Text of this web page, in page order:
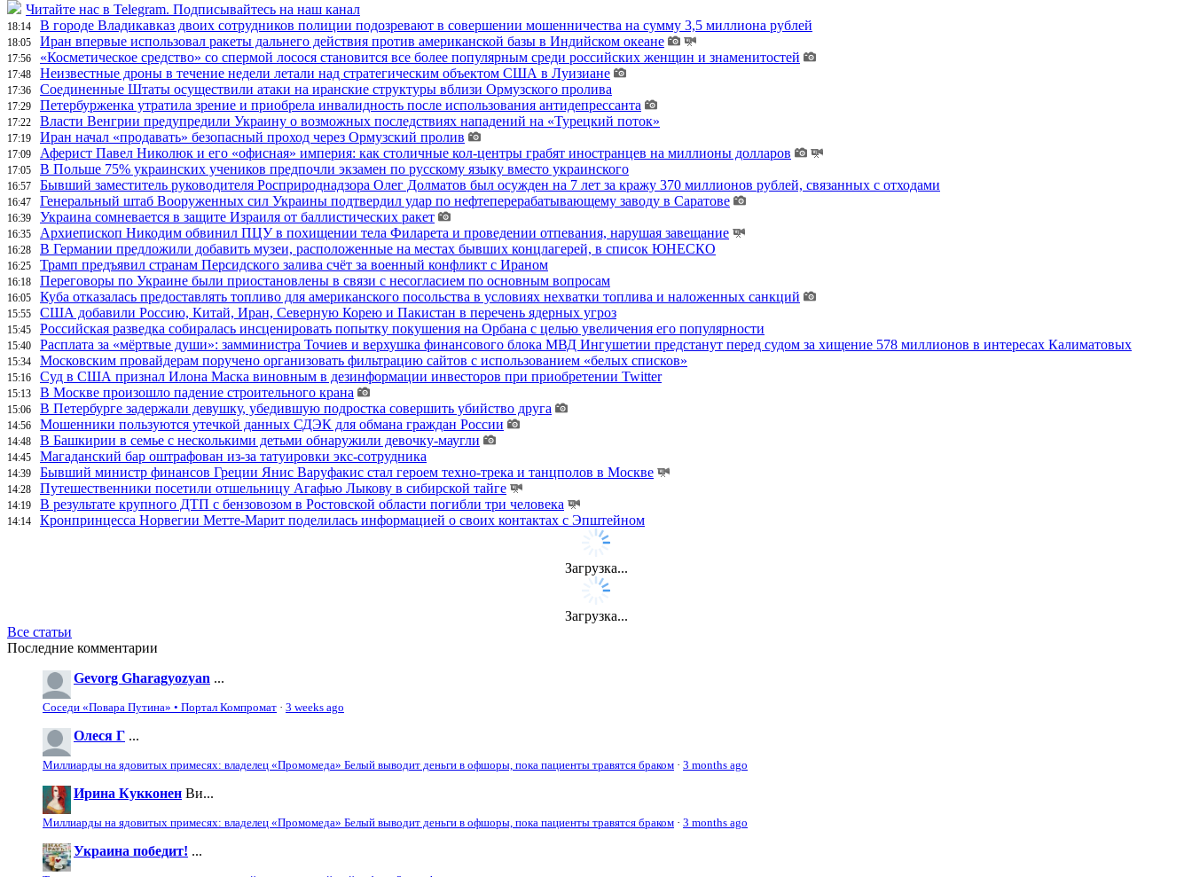
Читайте нас в Telegram. Подписывайтесь на наш канал
18:14 В городе Владикавказ двоих сотрудников полиции подозревают в совершении мошенничества на сумму 3,5 миллиона рублей
18:05 Иран впервые использовал ракеты дальнего действия против американской базы в Индийском океане
17:56 «Косметическое средство» со спермой лосося становится все более популярным среди российских женщин и знаменитостей
17:48 Неизвестные дроны в течение недели летали над стратегическим объектом США в Луизиане
17:36 Соединенные Штаты осуществили атаки на иранские структуры вблизи Ормузского пролива
17:29 Петербурженка утратила зрение и приобрела инвалидность после использования антидепрессанта
17:22 Власти Венгрии предупредили Украину о возможных последствиях нападений на «Турецкий поток»
17:19 Иран начал «продавать» безопасный проход через Ормузский пролив
17:09 Аферист Павел Николюк и его «офисная» империя: как столичные кол-центры грабят иностранцев на миллионы долларов
17:05 В Польше 75% украинских учеников предпочли экзамен по русскому языку вместо украинского
16:57 Бывший заместитель руководителя Росприроднадзора Олег Долматов был осужден на 7 лет за кражу 370 миллионов рублей, связанных с отходами
16:47 Генеральный штаб Вооруженных сил Украины подтвердил удар по нефтеперерабатывающему заводу в Саратове
16:39 Украина сомневается в защите Израиля от баллистических ракет
16:35 Архиепископ Никодим обвинил ПЦУ в похищении тела Филарета и проведении отпевания, нарушая завещание
16:28 В Германии предложили добавить музеи, расположенные на местах бывших концлагерей, в список ЮНЕСКО
16:25 Трамп предъявил странам Персидского залива счёт за военный конфликт с Ираном
16:18 Переговоры по Украине были приостановлены в связи с несогласием по основным вопросам
16:05 Куба отказалась предоставлять топливо для американского посольства в условиях нехватки топлива и наложенных санкций
15:55 США добавили Россию, Китай, Иран, Северную Корею и Пакистан в перечень ядерных угроз
15:45 Российская разведка собиралась инсценировать попытку покушения на Орбана с целью увеличения его популярности
15:40 Расплата за «мёртвые души»: замминистра Точиев и верхушка финансового блока МВД Ингушетии предстанут перед судом за хищение 578 миллионов в интересах Калиматовых
15:34 Московским провайдерам поручено организовать фильтрацию сайтов с использованием «белых списков»
15:16 Суд в США признал Илона Маска виновным в дезинформации инвесторов при приобретении Twitter
15:13 В Москве произошло падение строительного крана
15:06 В Петербурге задержали девушку, убедившую подростка совершить убийство друга
14:56 Мошенники пользуются утечкой данных СДЭК для обмана граждан России
14:48 В Башкирии в семье с несколькими детьми обнаружили девочку-маугли
14:45 Магаданский бар оштрафован из-за татуировки экс-сотрудника
14:39 Бывший министр финансов Греции Янис Варуфакис стал героем техно-трека и танцполов в Москве
14:28 Путешественники посетили отшельницу Агафью Лыкову в сибирской тайге
14:19 В результате крупного ДТП с бензовозом в Ростовской области погибли три человека
14:14 Кронпринцесса Норвегии Метте-Марит поделилась информацией о своих контактах с Эпштейном
Загрузка...
Загрузка...
Все статьи
Последние комментарии
Gevorg Gharagyozyan ...
Соседи «Повара Путина» • Портал Компромат · 3 weeks ago
Олеся Г ...
Миллиарды на ядовитых примесях: владелец «Промомеда» Белый выводит деньги в офшоры, пока пациенты травятся браком · 3 months ago
Ирина Кукконен Ви...
Миллиарды на ядовитых примесях: владелец «Промомеда» Белый выводит деньги в офшоры, пока пациенты травятся браком · 3 months ago
Украина победит! ...